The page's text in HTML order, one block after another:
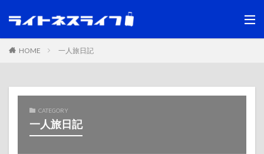
HOME 一人旅日記
CATEGORY
一人旅日記